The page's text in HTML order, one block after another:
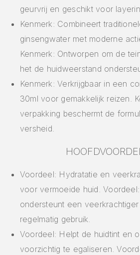
geurvrij en geschikt voor
Kenmerk: Combineert
ginsengwater met moderne
Kenmerk: Ontworpen om de
het de huidweerstand
Kenmerk: Verkrijgbaar in een
30ml voor gemakkelijk reizen.
verpakking beschermt de
versheid.
Voordeel: Hydratatie en
voor vermoeide huid.
ondersteunt een
regelmatig gebruik.
Voordeel: Helpt de huidtint en
voorzichtig te egaliseren.